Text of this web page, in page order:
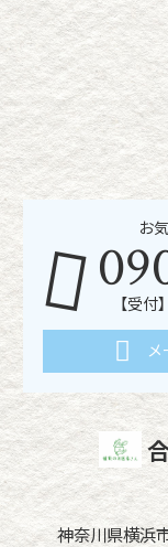
お
【受
神奈川県横浜